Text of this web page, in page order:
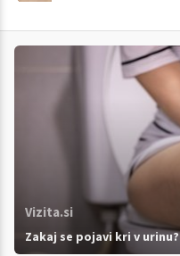
Vizita.si
Zakaj se pojavi kri v urinu?